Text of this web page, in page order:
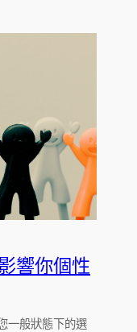
響你個性
一般狀態下的選